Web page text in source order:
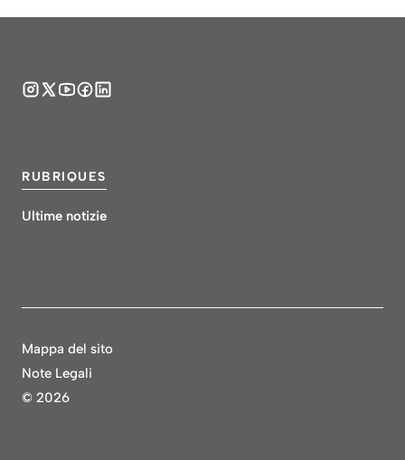
RUBRIQUES
Ultime notizie
© 2026
Mappa del sito
Note Legali